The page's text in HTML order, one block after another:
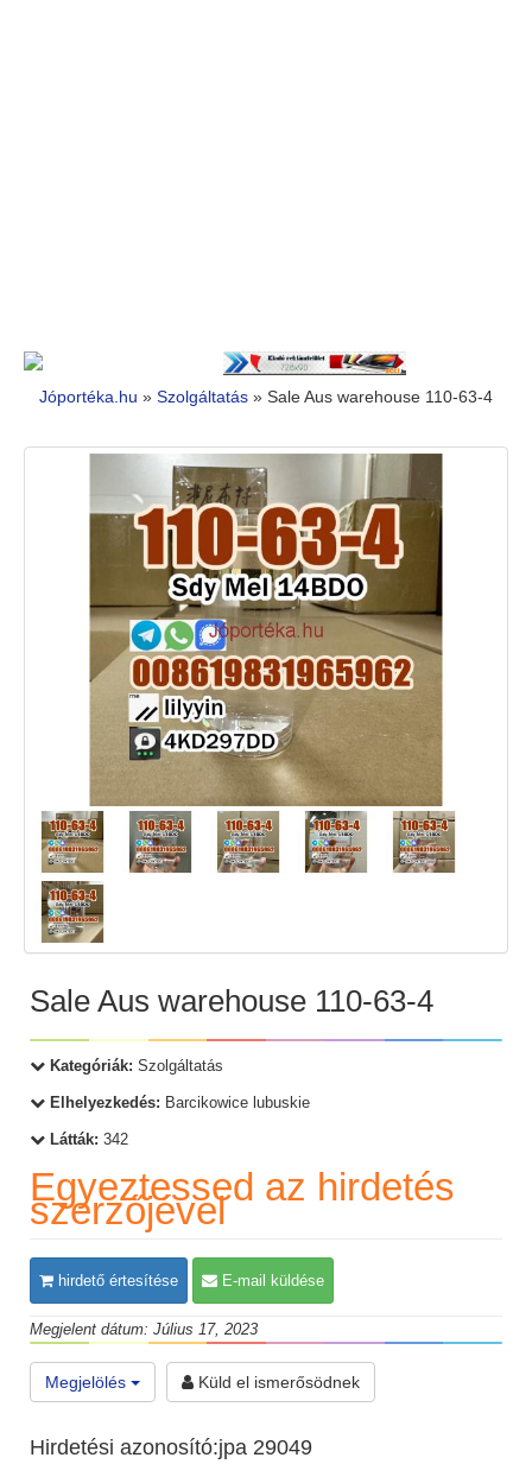
Jóportéka.hu » Szolgáltatás » Sale Aus warehouse 110-63-4
Sale Aus warehouse 110-63-4
Kategóriák: Szolgáltatás
Elhelyezkedés: Barcikowice lubuskie
Látták: 342
Egyeztessed az hirdetés
szerzőjével
hirdető értesítése E-mail küldése
Megjelent dátum: Július 17, 2023
Megjelölés Küld el ismerősödnek
Hirdetési azonosító:jpa 29049